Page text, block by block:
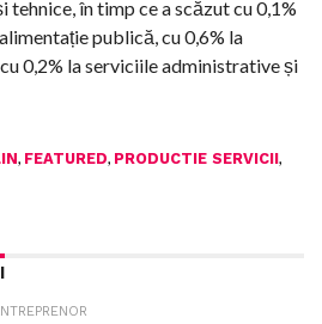
în timp ce a scăzut cu 0,1%
publică, cu 0,6% la
0,2% la serviciile administrative și
, FEATURED, PRODUCTIE SERVICII,